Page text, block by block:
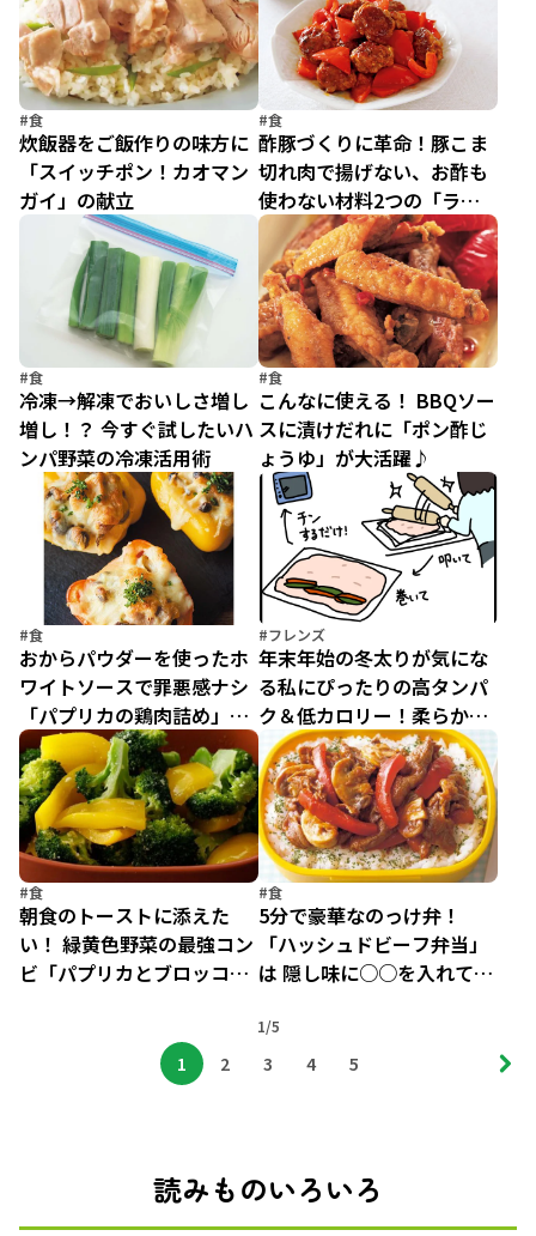
#食
炊飯器をご飯作りの味方に
「スイッチポン！カオマン
ガイ」の献立
#食
酢豚づくりに革命！豚こま
切れ肉で揚げない、お酢も
使わない材料2つの「ラク
うま酢豚」
#食
冷凍→解凍でおいしさ増し
増し！？ 今すぐ試したいハ
ンパ野菜の冷凍活用術
#食
こんなに使える！ BBQソー
スに漬けだれに「ポン酢じ
ょうゆ」が大活躍♪
#食
おからパウダーを使ったホ
ワイトソースで罪悪感ナシ
「パプリカの鶏肉詰め」／
お腹が凹むバヤシの超低糖
質レシピ（4）
#フレンズ
年末年始の冬太りが気にな
る私にぴったりの高タンパ
ク＆低カロリー！柔らかし
っとり「とりむねの八幡巻
き」
#食
朝食のトーストに添えた
い！ 緑黄色野菜の最強コン
ビ「パプリカとブロッコリ
#食
5分で豪華なのっけ弁！
「ハッシュドビーフ弁当」
は 隠し味に○○を入れてコ
1/5
1 2 3 4 5
読みものいろいろ